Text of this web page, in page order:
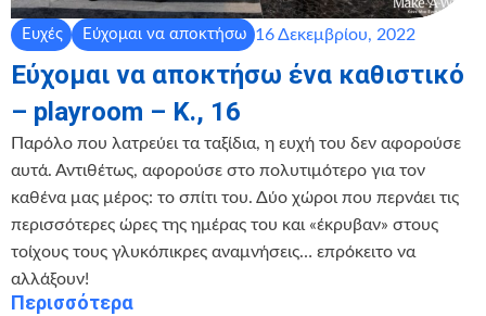
Ευχές Εύχομαι να αποκτήσω 16 Δεκεμβρίου, 2022
Εύχομαι να αποκτήσω ένα καθιστικό
– playroom – Κ., 16
Παρόλο που λατρεύει τα ταξίδια, η ευχή του δεν αφορούσε
αυτά. Αντιθέτως, αφορούσε στο πολυτιμότερο για τον
καθένα μας μέρος: το σπίτι του. Δύο χώροι που περνάει τις
περισσότερες ώρες της ημέρας του και «έκρυβαν» στους
τοίχους τους γλυκόπικρες αναμνήσεις… επρόκειτο να
αλλάξουν!
Περισσότερα